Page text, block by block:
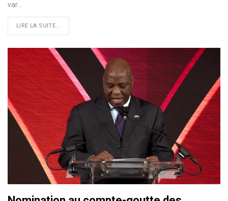
var…
LIRE LA SUITE...